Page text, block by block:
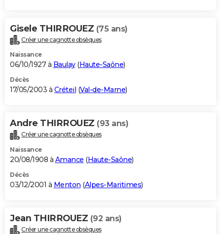
Gisele THIRROUEZ (75 ans)
Créer une cagnotte obsèques
Naissance
06/10/1927 à Baulay(Haute-Saône)
Décès
17/05/2003 à Créteil (Val-de-Marne)
Andre THIRROUEZ (93 ans)
Créer une cagnotte obsèques
Naissance
20/08/1908 à Amance (Haute-Saône)
Décès
03/12/2001 à Menton (Alpes-Maritimes)
Jean THIRROUEZ (92 ans)
Créer une cagnotte obsèques